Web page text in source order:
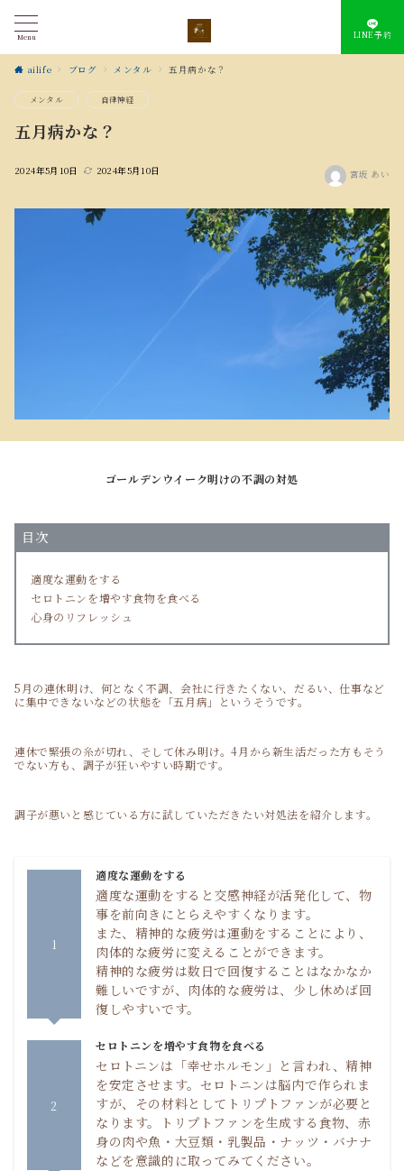
Menu LINE予約
ailife ブログ メンタル 五月病かな？
メンタル 自律神経
五月病かな？
2024年5月10日 2024年5月10日 宮坂 あい
ゴールデンウイーク明けの不調の対処
目次
適度な運動をする
セロトニンを増やす食物を食べる
心身のリフレッシュ
5月の連休明け、何となく不調、会社に行きたくない、だるい、仕事など
に集中できないなどの状態を「五月病」というそうです。
連休で緊張の糸が切れ、そして休み明け。4月から新生活だった方もそう
でない方も、調子が狂いやすい時期です。
調子が悪いと感じている方に試していただきたい対処法を紹介します。
1
適度な運動をする
適度な運動をすると交感神経が活発化して、物
事を前向きにとらえやすくなります。
また、精神的な疲労は運動をすることにより、
肉体的な疲労に変えることができます。
精神的な疲労は数日で回復することはなかなか
難しいですが、肉体的な疲労は、少し休めば回
復しやすいです。
2
セロトニンを増やす食物を食べる
セロトニンは「幸せホルモン」と言われ、精神
を安定させます。セロトニンは脳内で作られま
すが、その材料としてトリプトファンが必要と
なります。トリプトファンを生成する食物、赤
身の肉や魚・大豆類・乳製品・ナッツ・バナナ
などを意識的に取ってみてください。